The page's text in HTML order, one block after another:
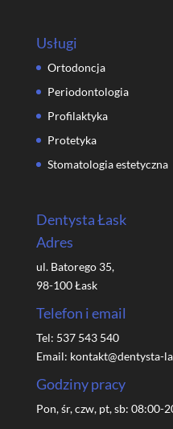
Usługi
Ortodoncja
Periodontologia
Profilaktyka
Protetyka
Stomatologia estetyczna
Dentysta Łask
Adres
ul. Batorego 35,
98-100 Łask
Telefon i email
Tel: 537 543 540
Email: kontakt@dentysta-
Godziny pracy
Pon, śr, czw, pt, sb: 08:00-